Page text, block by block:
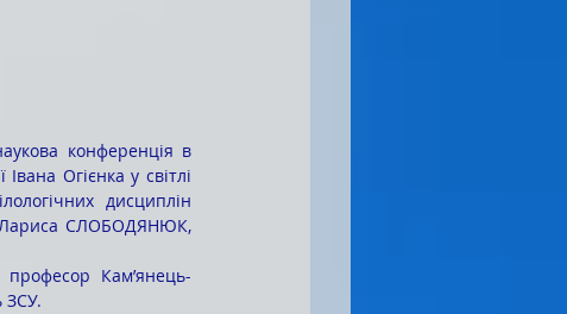
конференція в
Огієнка у світлі
дисциплін
Лариса СЛОБОДЯНЮК,
ЗСУ.